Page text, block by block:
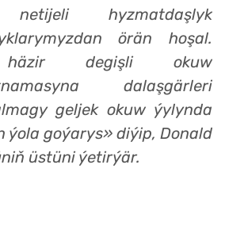
hyzmatdaşlyk
örän hoşal.
degişli okuw
dalaşgärleri
geljek okuw ýylynda
ýola goýarys» diýip, Donald
üstüni ýetirýär.